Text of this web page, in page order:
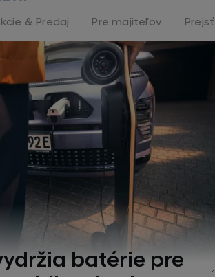
stránka
& Predaj Pre majiteľov
batérie pre